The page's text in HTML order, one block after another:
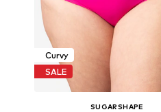
Curvy
SALE
SUGARSHAPE